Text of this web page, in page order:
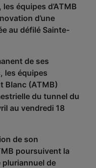
équipes d’ATMB
d’une
au défilé Sainte-
de ses
les équipes
Blanc (ATMB)
du tunnel du
au vendredi 18
de son
poursuivent la
pluriannuel de